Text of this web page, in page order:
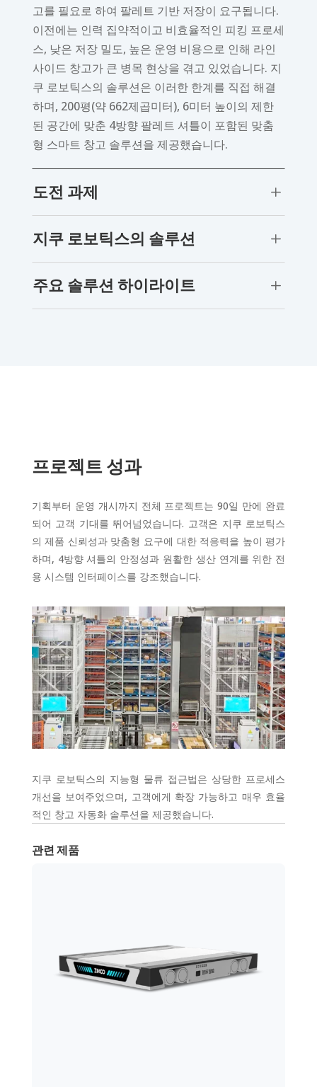
고를 필요로 하여 팔레트 기반 저장이 요구됩니다.
이전에는 인력 집약적이고 비효율적인 피킹 프로세
스, 낮은 저장 밀도, 높은 운영 비용으로 인해 라인
사이드 창고가 큰 병목 현상을 겪고 있었습니다. 지
쿠 로보틱스의 솔루션은 이러한 한계를 직접 해결
하며, 200평(약 662제곱미터), 6미터 높이의 제한
된 공간에 맞춘 4방향 팔레트 셔틀이 포함된 맞춤
형 스마트 창고 솔루션을 제공했습니다.
도전 과제 L
지쿠 로보틱스의 솔루션 L
주요 솔루션 하이라이트 L
프로젝트 성과
기획부터 운영 개시까지 전체 프로젝트는 90일 만에 완료
되어 고객 기대를 뛰어넘었습니다. 고객은 지쿠 로보틱스
의 제품 신뢰성과 맞춤형 요구에 대한 적응력을 높이 평가
하며, 4방향 셔틀의 안정성과 원활한 생산 연계를 위한 전
용 시스템 인터페이스를 강조했습니다.
지쿠 로보틱스의 지능형 물류 접근법은 상당한 프로세스
개선을 보여주었으며, 고객에게 확장 가능하고 매우 효율
적인 창고 자동화 솔루션을 제공했습니다.
관련 제품